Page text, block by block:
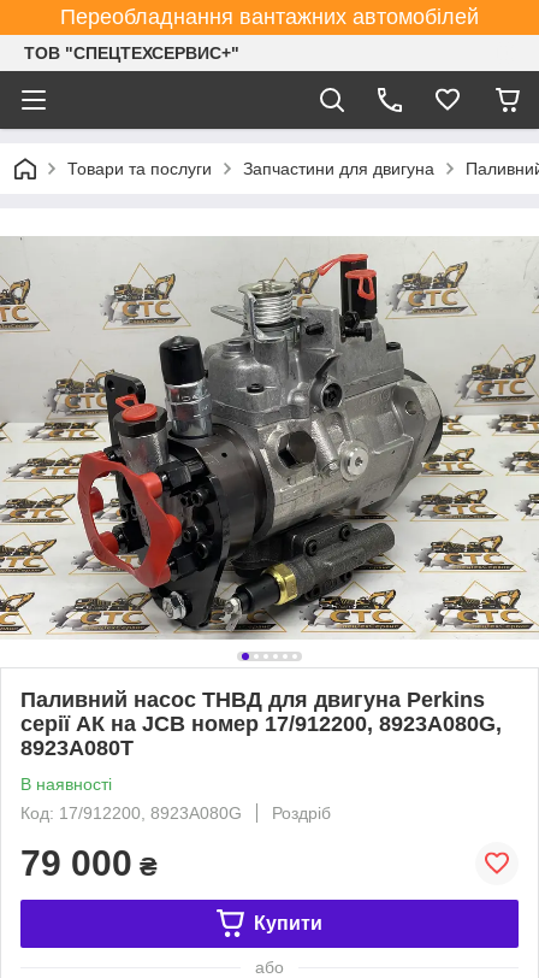
Переобладнання вантажних автомобілей
ТОВ "СПЕЦТЕХСЕРВИС+"
Товари та послуги Запчастини для двигуна
Паливний насос ТНВД для двигуна Perkins
серії АК на JCB номер 17/912200, 8923A080G,
8923A080T
В наявності
Код: 17/912200, 8923A080G
Роздріб
79 000 ₴
Купити
або